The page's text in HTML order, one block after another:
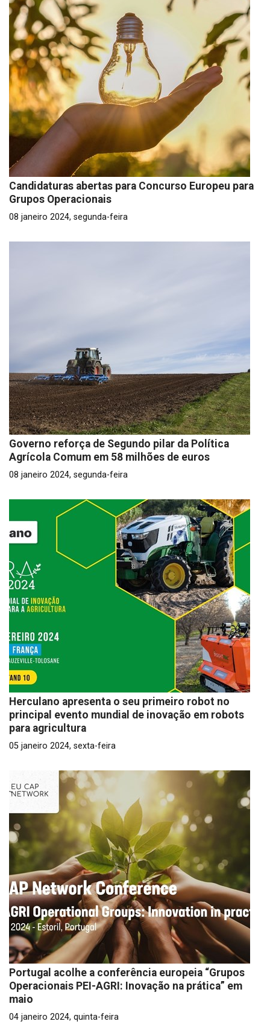
Candidaturas abertas para Concurso Europeu para
Grupos Operacionais
08 janeiro 2024, segunda-feira
Governo reforça de Segundo pilar da Política
Agrícola Comum em 58 milhões de euros
08 janeiro 2024, segunda-feira
Herculano apresenta o seu primeiro robot no
principal evento mundial de inovação em robots
para agricultura
05 janeiro 2024, sexta-feira
Portugal acolhe a conferência europeia “Grupos
Operacionais PEI-AGRI: Inovação na prática” em
maio
04 janeiro 2024, quinta-feira